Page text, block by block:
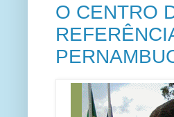
O CENTRO